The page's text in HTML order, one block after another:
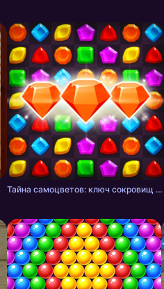
Тайна самоцветов: ключ сокровищ - три в ряд